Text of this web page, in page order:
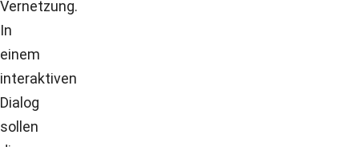
Vernetzung.
In
einem
interaktiven
Dialog
sollen